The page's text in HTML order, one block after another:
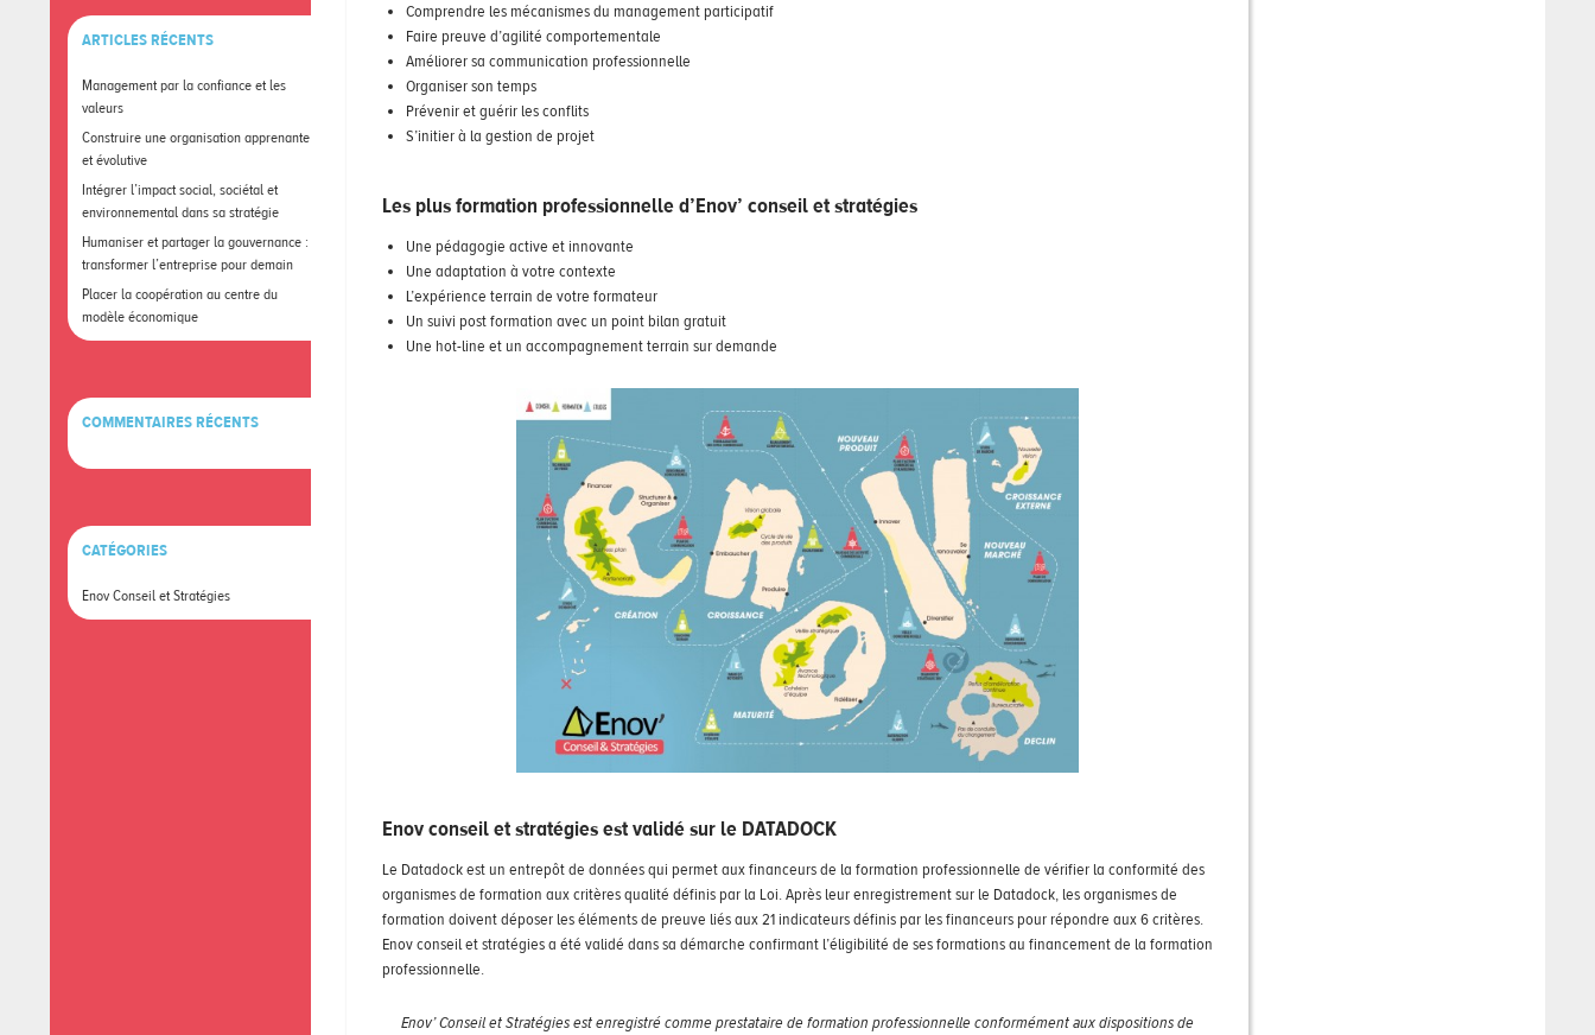
Comprendre les mécanismes du management participatif
Faire preuve d’agilité comportementale
Améliorer sa communication professionnelle
Organiser son temps
Prévenir et guérir les conflits
S’initier à la gestion de projet
Les plus formation professionnelle d’Enov’ conseil et stratégies
Une pédagogie active et innovante
Une adaptation à votre contexte
L’expérience terrain de votre formateur
Un suivi post formation avec un point bilan gratuit
Une hot-line et un accompagnement terrain sur demande
Enov conseil et stratégies est validé sur le DATADOCK
Le Datadock est un entrepôt de données qui permet aux financeurs de la formation professionnelle de vérifier la conformité des
organismes de formation aux critères qualité définis par la Loi. Après leur enregistrement sur le Datadock, les organismes de
formation doivent déposer les éléments de preuve liés aux 21 indicateurs définis par les financeurs pour répondre aux 6 critères.
Enov conseil et stratégies a été validé dans sa démarche confirmant l’éligibilité de ses formations au financement de la formation
professionnelle.
Enov’ Conseil et Stratégies est enregistré comme prestataire de formation professionnelle conformément aux dispositions de
ARTICLES RÉCENTS
Management par la confiance et les
valeurs
Construire une organisation apprenante
et évolutive
Intégrer l’impact social, sociétal et
environnemental dans sa stratégie
Humaniser et partager la gouvernance :
transformer l’entreprise pour demain
Placer la coopération au centre du
modèle économique
COMMENTAIRES RÉCENTS
CATÉGORIES
Enov Conseil et Stratégies